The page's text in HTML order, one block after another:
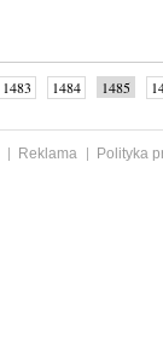
1483 1484 1485
Reklama
Polityka